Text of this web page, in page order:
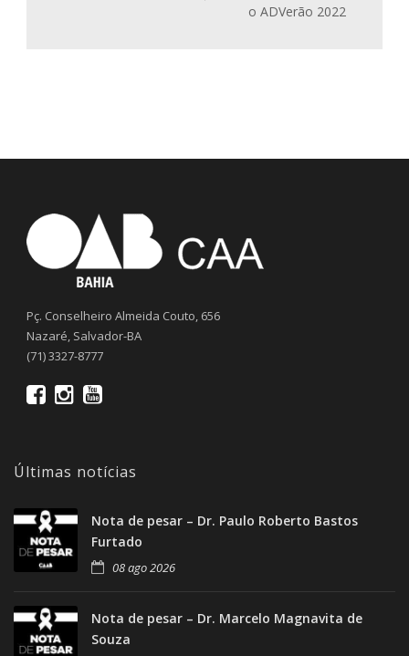
o ADVerão 2022
Pç. Conselheiro Almeida Couto, 656
Nazaré, Salvador-BA
(71) 3327-8777
Últimas notícias
Nota de pesar – Dr. Paulo Roberto Bastos
Furtado
08 ago 2026
Nota de pesar – Dr. Marcelo Magnavita de
Souza